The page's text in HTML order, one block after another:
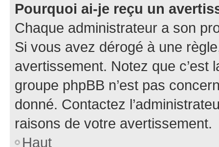
Pourquoi ai-je reçu un
Chaque administrateur a son
Si vous avez dérogé à une
avertissement. Notez que c’est
groupe phpBB n’est pas
donné. Contactez
raisons de votre avertissement.
Haut